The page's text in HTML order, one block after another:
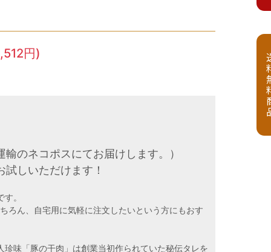
送
円)
のネコポスにてお届けします。）
しいただけます！
。
ろん、自宅用に気軽に注文したいという方にもおす
味「豚の干肉」は創業当初作られていた秘伝タレを